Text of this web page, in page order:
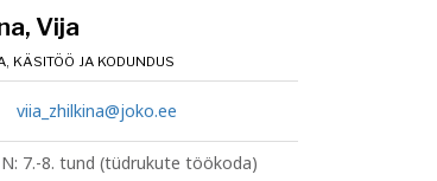
Vija
KÄSITÖÖ JA KODUNDUS
viia_zhilkina@joko.ee
N: 7.-8. tund (tüdrukute töökoda)